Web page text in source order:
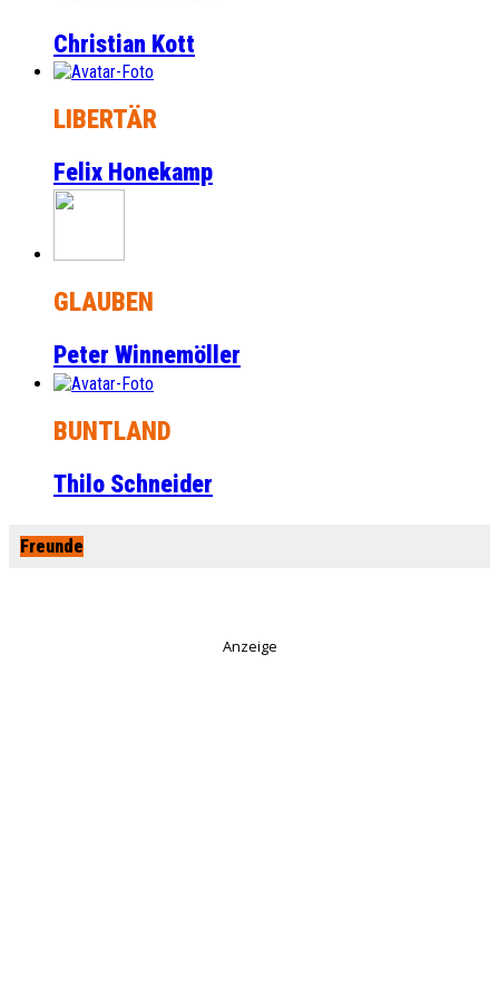
Christian Kott
LIBERTÄR
Felix Honekamp
GLAUBEN
Peter Winnemöller
BUNTLAND
Thilo Schneider
Freunde
Anzeige